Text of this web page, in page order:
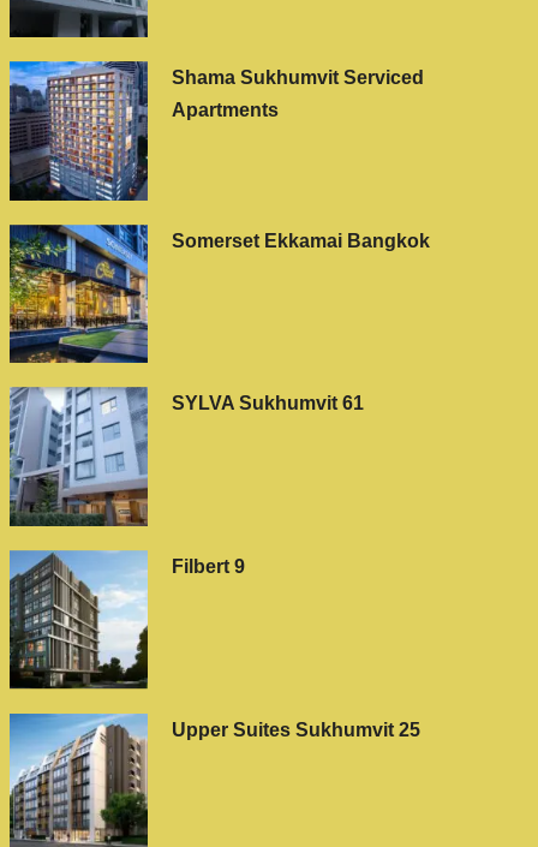
Shama Sukhumvit Serviced
Apartments
Somerset Ekkamai Bangkok
SYLVA Sukhumvit 61
Filbert 9
Upper Suites Sukhumvit 25